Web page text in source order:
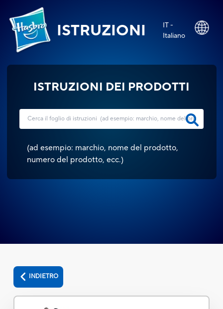
ISTRUZIONI
IT -
Italiano
ISTRUZIONI DEI PRODOTTI
(ad esempio: marchio, nome del prodotto,
numero del prodotto, ecc.)
INDIETRO